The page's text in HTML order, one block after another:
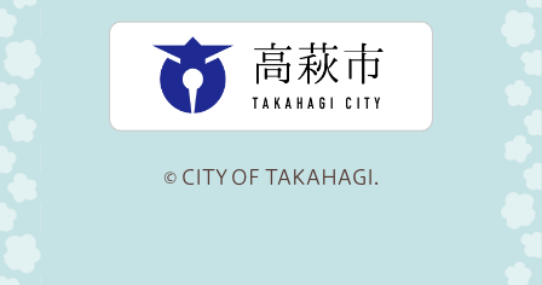
高萩市
© CITY OF TAKAHAGI.